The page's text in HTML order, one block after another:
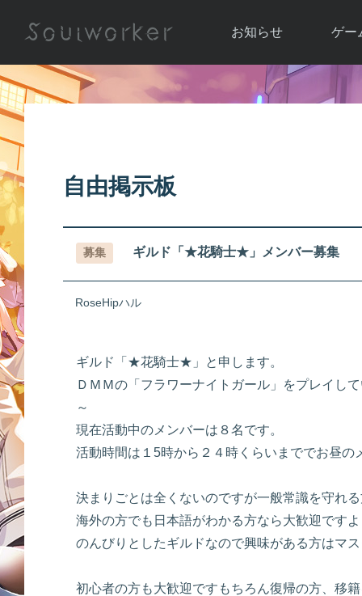
お知らせ
お知らせ一覧
ゲー
ソウ
アップ
自由掲示板
募集 ギルド「★花騎士★」メンバー募集
RoseHipハル
ギルド「★花騎士★」と申します。
ＤＭＭの「フラワーナイトガール」をプレイし
～
現在活動中のメンバーは８名です。
活動時間は１5時から２４時くらいまででお昼の
決まりごとは全くないのですが一般常識を守れ
海外の方でも日本語がわかる方なら大歓迎です
のんびりとしたギルドなので興味がある方はマ
初心者の方も大歓迎ですもちろん復帰の方、移